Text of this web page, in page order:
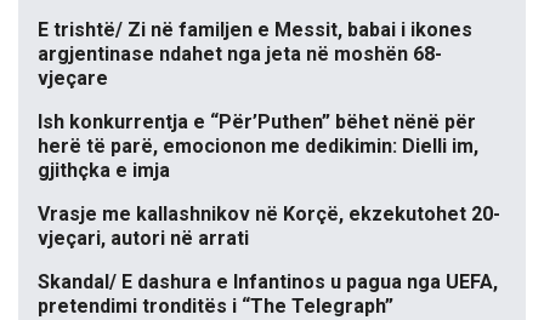
E trishtë/ Zi në familjen e Messit, babai i ikones
argjentinase ndahet nga jeta në moshën 68-
vjeçare
Ish konkurrentja e “Për’Puthen” bëhet nënë për
herë të parë, emocionon me dedikimin: Dielli im,
gjithçka e imja
Vrasje me kallashnikov në Korçë, ekzekutohet 20-
vjeçari, autori në arrati
Skandal/ E dashura e Infantinos u pagua nga UEFA,
pretendimi tronditës i “The Telegraph”